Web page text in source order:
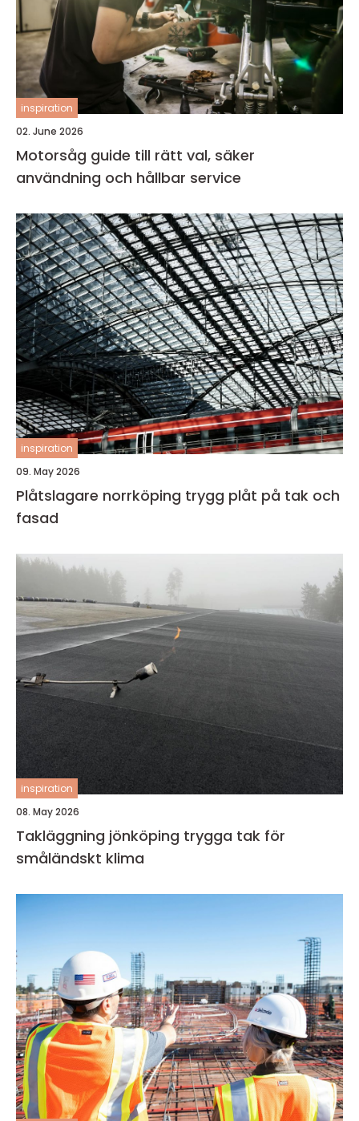
inspiration
02. June 2026
Motorsåg guide till rätt val, säker
användning och hållbar service
inspiration
09. May 2026
Plåtslagare norrköping trygg plåt på tak och
fasad
inspiration
08. May 2026
Takläggning jönköping trygga tak för
småländskt klima